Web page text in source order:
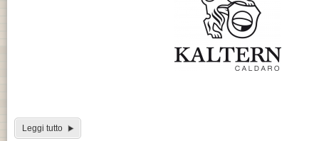
Leggi tutto